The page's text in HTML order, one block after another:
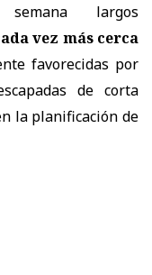
largos
vez más cerca
favorecidas por
de corta
la planificación de